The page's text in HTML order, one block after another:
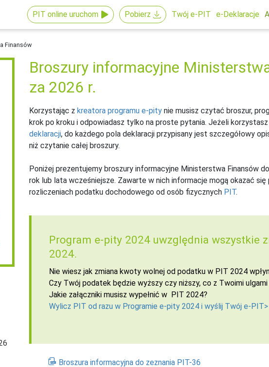
PIT online uruchom Pobierz Twój e-PIT e-Deklaracje
Finansów
Broszury informacyjne
za 2026 r.
Korzystając z kreatora programu e-pitynie musisz czytać broszur,
krok po kroku i odpowiadasz tylko na proste pytania. Jeżeli korzystasz
deklaracji, do każdego pola deklaracji przypisany jest szczegółowy
niż czytanie całej broszury.
Poniżej prezentujemy broszury informacyjne Ministerstwa Finansów
rok lub lata wcześniejsze. Zawarte w nich informacje mogą okazać się
rozliczeniach podatku dochodowego od osób fizycznych PIT.
Program e-pity 2024 uwzględnia wszystkie
2024.
Nie wiesz jak zmiana kwoty wolnej od podatku w PIT 2024
Czy Twój podatek będzie wyższy czy niższy, co z Twoimi ulgami
Jakie załączniki musisz wypełnić w PIT 2024?
Wylicz PIT od razu w Programie e-pity 2024 i wyślij Twój e-PIT>
Broszura informacyjna do zeznania PIT-36